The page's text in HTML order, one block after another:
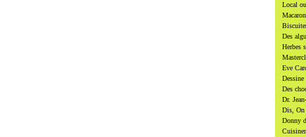
Local
Des
Herbes
Eve
Des
Dr.
Dis, On
Donny